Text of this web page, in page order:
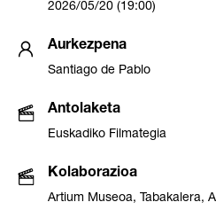
2026/05/20 (19:00)
Aurkezpena
Santiago de Pablo
Antolaketa
Euskadiko Filmategia
Kolaborazioa
Artium Museoa, Tabakalera,